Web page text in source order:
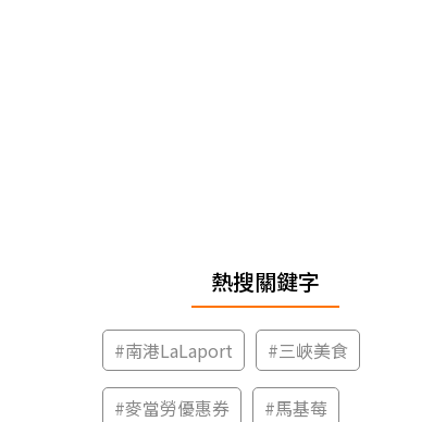
熱搜關鍵字
#南港LaLaport #三峽美食
#麥當勞優惠券 #馬基莓